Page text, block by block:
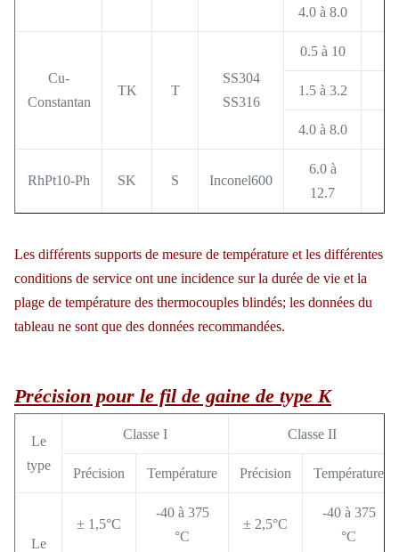
4.0 à 8.0
Cu-
Constantan
TK T
SS304
SS316
0.5 à 10
1.5 à 3.2
4.0 à 8.0
RhPt10-Ph SK S Inconel600
6.0 à
12.7
Les différents supports de mesure de température et les différentes
conditions de service ont une incidence sur la durée de vie et la
plage de température des thermocouples blindés; les données du
tableau ne sont que des données recommandées.
Précision pour le fil de gaine de type K
Le
type
Classe I Classe II
Précision Température Précision Température
Le
± 1,5°C
-40 à 375
°C
± 2,5°C
-40 à 375
°C